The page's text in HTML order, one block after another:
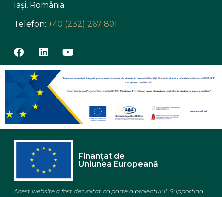
Iași, România
Telefon: +40 (232) 267 801
Finanțat de
Uniunea Europeană
Acest website a fost dezvoltat ca parte a proiectului „Supporting